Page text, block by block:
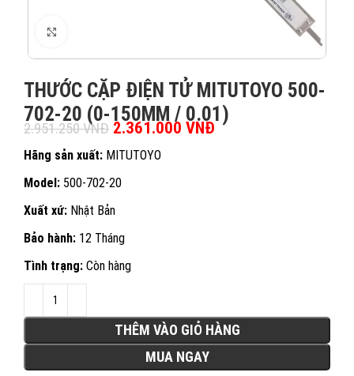
THƯỚC CẶP ĐIỆN TỬ MITUTOYO 500-
702-20 (0-150MM / 0.01)
2.951.250VNĐ Giá gốc là: 2.951.250 VNĐ.
2.361.000 VNĐ Giá hiện tại là:
Hãng sản xuất: MITUTOYO
Model: 500-702-20
Xuất xứ: Nhật Bản
Bảo hành: 12 Tháng
Tình trạng: Còn hàng
THÊM VÀO GIỎ HÀNG
MUA NGAY